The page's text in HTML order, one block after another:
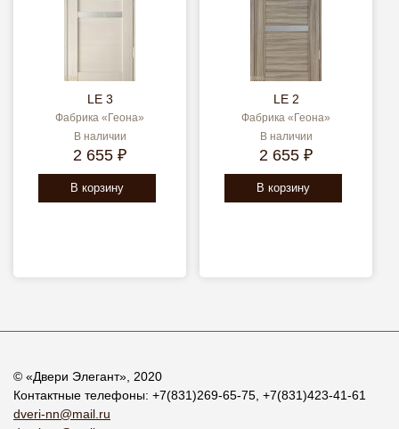
LE 3
Фабрика «Геона»
В наличии
2 655 ₽
В корзину
LE 2
Фабрика «Геона»
В наличии
2 655 ₽
В корзину
© «Двери Элегант», 2020
Контактные телефоны: +7(831)269-65-75 +7(831)423-41-61
dveri-nn@mail.ru